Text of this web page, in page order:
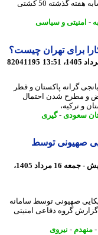
33 کشتی کاهش یافته است، در حالی که در مدت مشابه هفته گذشته 50 کشتی
و سیاسی
برای تهران چیست؟
82041195
پاکستان و قطر
مطرح شدن احتمال
-گیری
صهیونی توسط
2 ساعت پیش - جمعه 16 مرداد 1405،
صهیونی توسط سامانه
گروه دفاعی امنیتی
-نیروی